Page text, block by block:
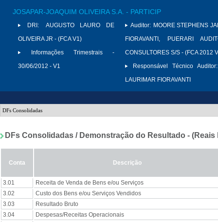
JOSAPAR-JOAQUIM OLIVEIRA S.A. - PARTICIP
DRI:
AUGUSTO LAURO DE
OLIVEIRA JR - (FCA V1)
Informações Trimestrais -
30/06/2012 - V1
Auditor: MOORE STEPHENS
FIORAVANTI, PUERARI
CONSULTORES S/S - (FCA 2012
Responsável Técnico Auditor:
LAURIMAR FIORAVANTI